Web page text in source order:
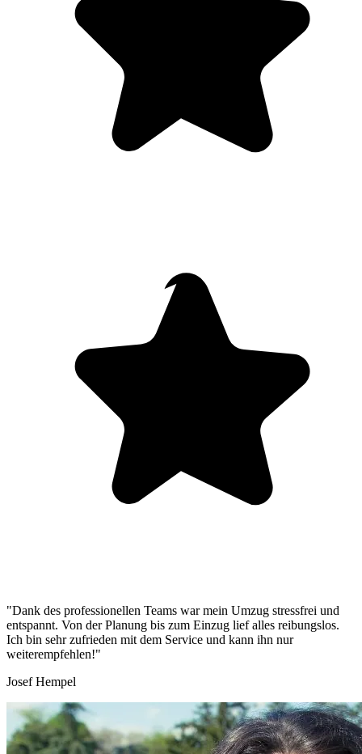
"Dank des professionellen Teams war mein Umzug stressfrei und
entspannt. Von der Planung bis zum Einzug lief alles reibungslos.
Ich bin sehr zufrieden mit dem Service und kann ihn nur
weiterempfehlen!"
Josef Hempel